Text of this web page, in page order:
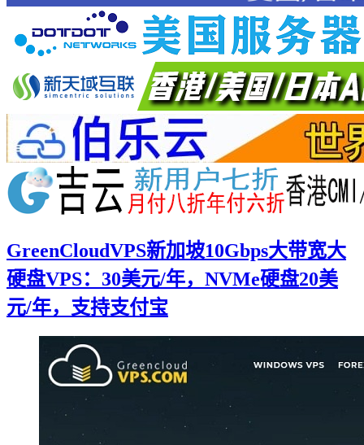
GreenCloudVPS新加坡10Gbps大带宽大
硬盘VPS：30美元/年，NVMe硬盘20美
元/年，支持支付宝